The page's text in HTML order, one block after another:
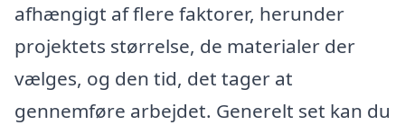
afhængigt af flere faktorer, herunder
projektets størrelse, de materialer der
vælges, og den tid, det tager at
gennemføre arbejdet. Generelt set kan du